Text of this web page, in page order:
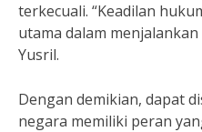
terkecuali. “Keadilan
utama dalam
Yusril.
Dengan demikian, dapat
negara memiliki peran